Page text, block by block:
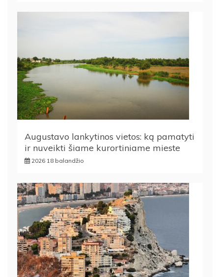
Augustavo lankytinos vietos: ką pamatyti
ir nuveikti šiame kurortiniame mieste
2026 18 balandžio